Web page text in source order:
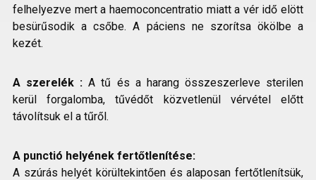
felhelyezve mert a haemoconcentratio miatt a vér idő elött
besürűsodik a csőbe. A páciens ne szorítsa ökölbe a
kezét.
A szerelék :A tű és a harang összeszerleve sterilen
kerül forgalomba, tűvédőt közvetlenül vérvétel előtt
távolítsuk el a tűről.
A punctió helyének fertőtlenítése:
A szúrás helyét körültekintően és alaposan fertőtlenítsük,